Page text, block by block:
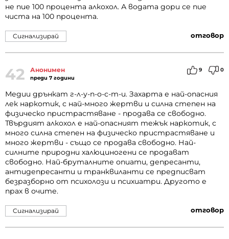
не пие 100 процента алкохол. А водата дори се пие
чиста на 100 процента.
отговор
Сигнализирай
42 Анонимен
преди 7 години
9 0
Медии дрънкат г-л-у-п-о-с-т-и. Захарта е най-опасния
лек наркотик, с най-много жертви и силна степен на
физическо пристрастяване - продава се свободно.
Твърдият алкохол е най-опасният тежък наркотик, с
много силна степен на физическо пристрастяване и
много жертви - също се продава свободно. Най-
силните природни халюциногени се продават
свободно. Най-бруталните опиати, депресанти,
антидепресанти и транквиланти се предписват
безразборно от психолози и психиатри. Другото е
прах в очите.
отговор
Сигнализирай